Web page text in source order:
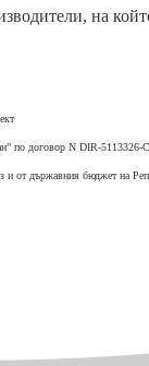
на
по договор N DIR-5113326-
и от държавния бюджет на